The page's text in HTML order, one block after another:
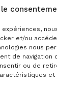
le
et/ou
nous
de navigation
ou de
et